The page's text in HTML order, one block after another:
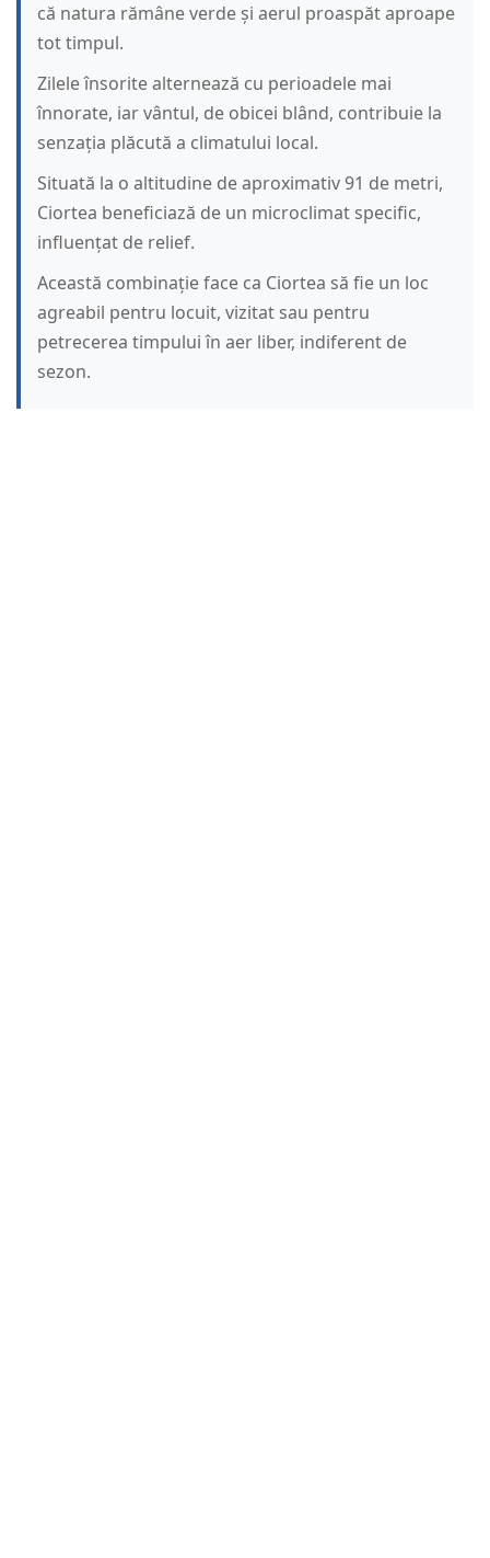
că natura rămâne verde și aerul proaspăt aproape
tot timpul.
Zilele însorite alternează cu perioadele mai
înnorate, iar vântul, de obicei blând, contribuie la
senzația plăcută a climatului local.
Situată la o altitudine de aproximativ 91 de metri,
Ciortea beneficiază de un microclimat specific,
influențat de relief.
Această combinație face ca Ciortea să fie un loc
agreabil pentru locuit, vizitat sau pentru
petrecerea timpului în aer liber, indiferent de
sezon.